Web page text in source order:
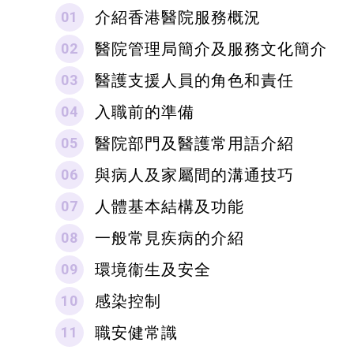
介紹香港醫院服務概況
醫院管理局簡介及服務文化簡介
醫護支援人員的角色和責任
入職前的準備
醫院部門及醫護常用語介紹
與病人及家屬間的溝通技巧
人體基本結構及功能
一般常見疾病的介紹
環境衞生及安全
感染控制
職安健常識